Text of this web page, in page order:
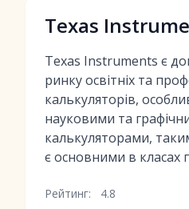
Texas
Texas Instruments є
ринку освітніх та
калькуляторів,
науковими та
калькуляторами,
є основними в класах
Рейтинг: 4.8